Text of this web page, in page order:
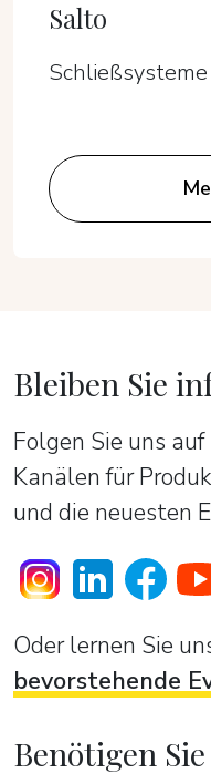
Salto
Schließsysteme
Bleiben Sie
Folgen Sie uns
Kanälen für
und die neuesten
Oder lernen Sie
bevorstehende
Benötigen